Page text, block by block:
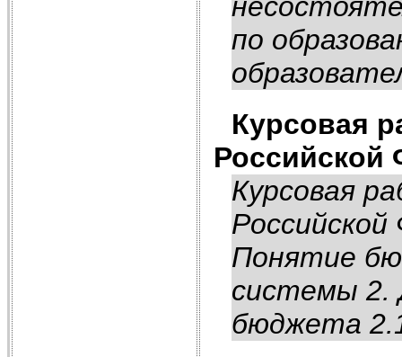
по
Курсовая
Российской
Курсовая
Понятие
системы 2.
бюджета